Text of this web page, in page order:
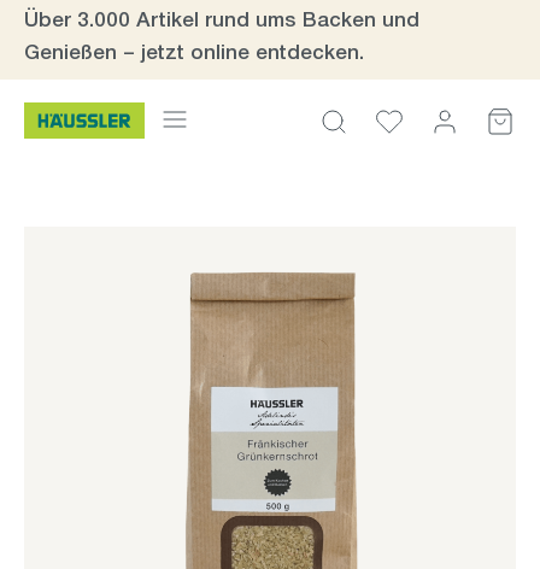
Zum Hauptinhalt springen
Über 3.000 Artikel rund ums Backen und
Genießen – jetzt online entdecken.